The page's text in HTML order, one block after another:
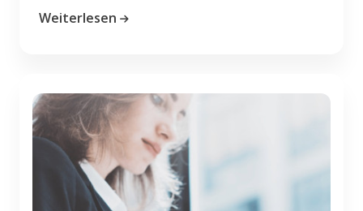
Weiterlesen